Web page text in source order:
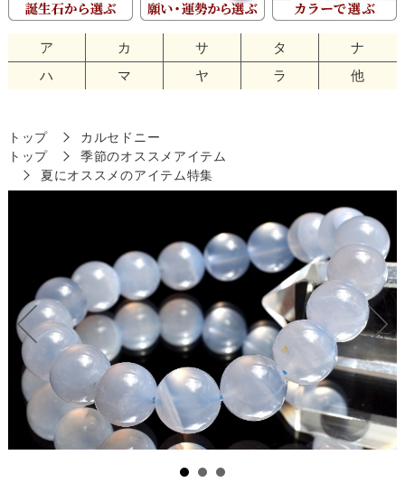
ア カ サ タ
ナ
ハ
マ ヤ ラ 他
トップ
カルセドニー
トップ
季節のオススメアイテム
夏にオススメのアイテム特集